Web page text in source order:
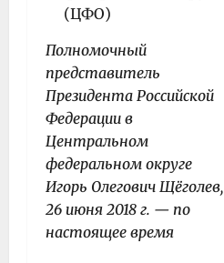
Полномочный
представитель
Президента Российской
Федерации в
Центральном
федеральном округе
Игорь Олегович Щёголев,
26 июня 2018 г. — по
настоящее время